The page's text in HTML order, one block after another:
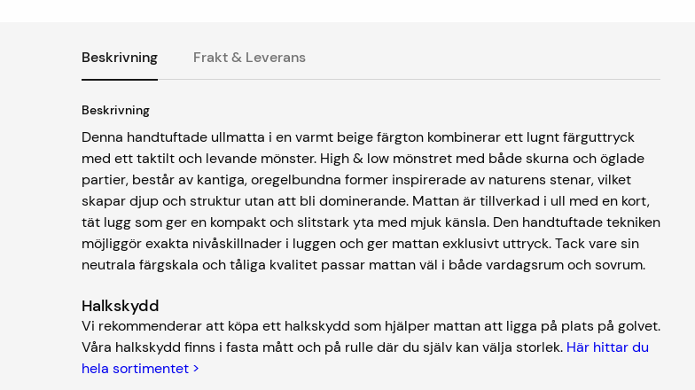
Beskrivning Frakt & Leverans
Beskrivning
Denna handtuftade ullmatta i en varmt beige färgton kombinerar ett lugnt färguttryck
med ett taktilt och levande mönster. High & low mönstret med både skurna och öglade
partier, består av kantiga, oregelbundna former inspirerade av naturens stenar, vilket
skapar djup och struktur utan att bli dominerande. Mattan är tillverkad i ull med en kort,
tät lugg som ger en kompakt och slitstark yta med mjuk känsla. Den handtuftade tekniken
möjliggör exakta nivåskillnader i luggen och ger mattan exklusivt uttryck. Tack vare sin
neutrala färgskala och tåliga kvalitet passar mattan väl i både vardagsrum och sovrum.
Halkskydd
Vi rekommenderar att köpa ett halkskydd som hjälper mattan att ligga på plats på golvet.
Våra halkskydd finns i fasta mått och på rulle där du själv kan välja storlek. Här hittar du
hela sortimentet >